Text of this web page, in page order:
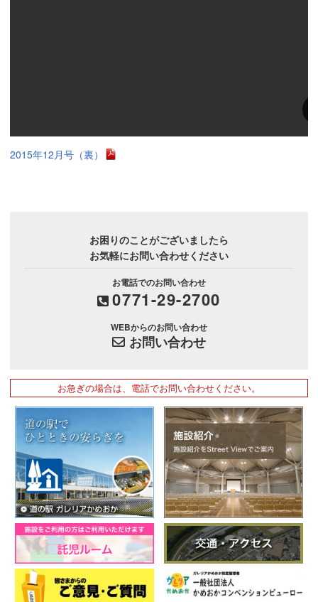
2015年12月号（裏）
お困りのことがございましたら
お気軽にお問い合わせください
お電話でのお問い合わせ
0771-29-2700
WEBからのお問い合わせ
お問い合わせ
お急ぎの場合は、電話でお問い合わせください。